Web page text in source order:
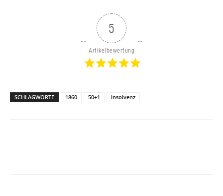
5
Artikelbewertung
SCHLAGWORTE 1860 50+1 insolvenz